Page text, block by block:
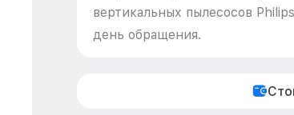
вертикальных пылесосов
день обращения.